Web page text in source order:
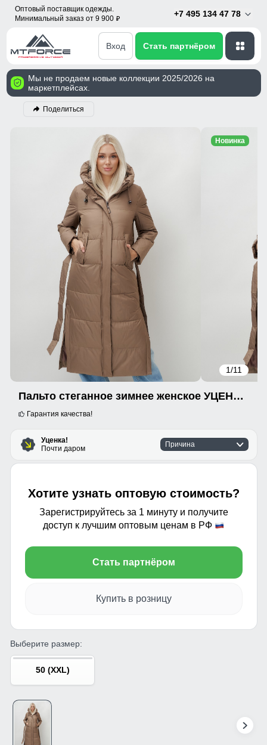
Оптовый поставщик одежды.
Минимальный заказ от 9 900 p
+7 495 134 47 78
Вход Стать партнёром
Мы не продаем новые коллекции 2025/2026 на
маркетплейсах.
Поделиться
1/11
Новинка
Пальто стеганное зимнее женское УЦЕНКА коричневого цвета 0977K
Гарантия качества!
Уценка!
Почти даром
Причина
Хотите узнать оптовую стоимость?
Зарегистрируйтесь за 1 минуту и получите
доступ к лучшим оптовым ценам в РФ
Стать партнёром
Купить в розницу
Выберите размер:
50 (XXL)